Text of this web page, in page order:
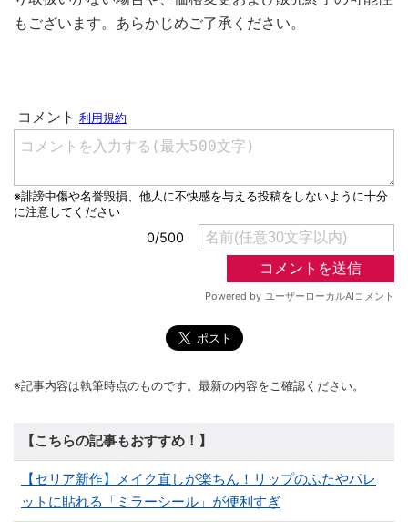
もございます。あらかじめご了承ください。
※記事内容は執筆時点のものです。最新の内容をご確認ください。
【こちらの記事もおすすめ！】
【セリア新作】メイク直しが楽ちん！リップのふたやパレ
ットに貼れる「ミラーシール」が便利すぎ